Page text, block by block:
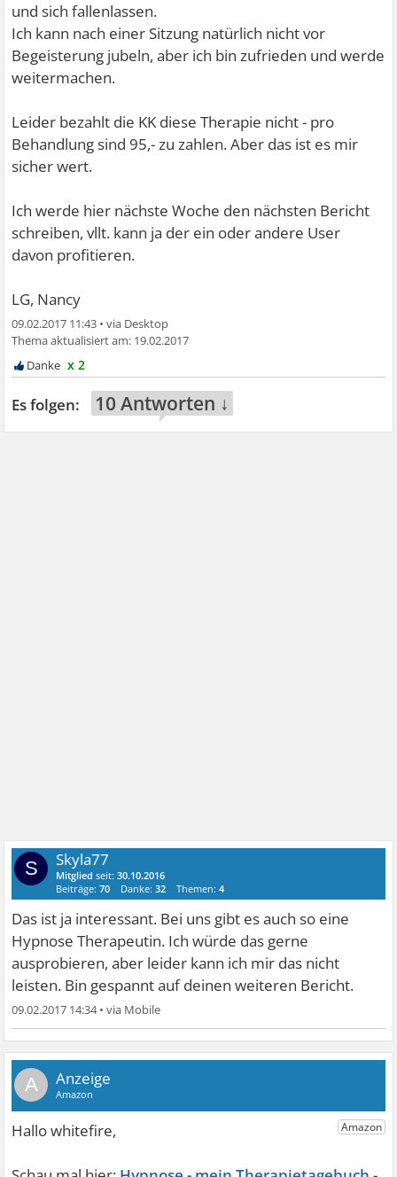
und sich fallenlassen.
Ich kann nach einer Sitzung natürlich nicht vor
Begeisterung jubeln, aber ich bin zufrieden und werde
weitermachen.
Leider bezahlt die KK diese Therapie nicht - pro
Behandlung sind 95,- zu zahlen. Aber das ist es mir
sicher wert.
Ich werde hier nächste Woche den nächsten Bericht
schreiben, vllt. kann ja der ein oder andere User
davon profitieren.
LG, Nancy
09.02.2017 11:43 •
19.02.2017
x 2
10 Antworten ↓
S Skyla77
Mitglied seit:30.10.2016
Beiträge:70 Danke:32 Themen:4
Das ist ja interessant. Bei uns gibt es auch so eine
Hypnose Therapeutin. Ich würde das gerne
ausprobieren, aber leider kann ich mir das nicht
leisten. Bin gespannt auf deinen weiteren Bericht.
09.02.2017 14:34•
A